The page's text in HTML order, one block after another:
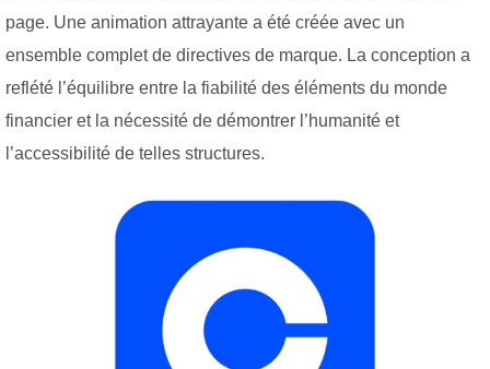
page. Une animation attrayante a été créée avec un
ensemble complet de directives de marque. La conception a
reflété l’équilibre entre la fiabilité des éléments du monde
financier et la nécessité de démontrer l’humanité et
l’accessibilité de telles structures.